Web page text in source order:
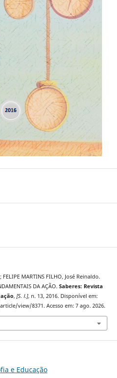
FELIPE MARTINS FILHO, José Reinaldo.
DA AÇÃO. Saberes: Revista
, [S. l.], n. 13, 2016. Disponível em:
view/8371. Acesso em: 7 ago. 2026.
e Educação